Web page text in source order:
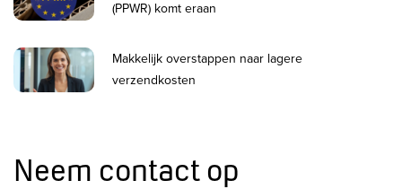
(PPWR) komt eraan
Makkelijk overstappen naar lagere
verzendkosten
Neem contact op